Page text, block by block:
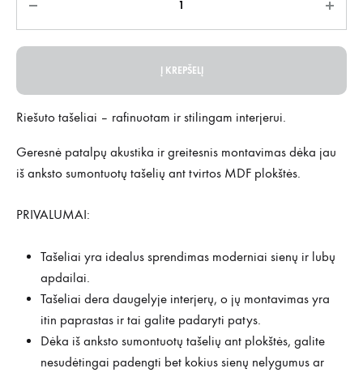
Į KREPŠELĮ
Riešuto tašeliai – rafinuotam ir stilingam interjerui.
Geresnė patalpų akustika ir greitesnis montavimas dėka jau
iš anksto sumontuotų tašelių ant tvirtos MDF plokštės.
PRIVALUMAI:
Tašeliai yra idealus sprendimas moderniai sienų ir lubų
apdailai.
Tašeliai dera daugelyje interjerų, o jų montavimas yra
itin paprastas ir tai galite padaryti patys.
Dėka iš anksto sumontuotų tašelių ant plokštės, galite
nesudėtingai padengti bet kokius sienų nelygumus ar